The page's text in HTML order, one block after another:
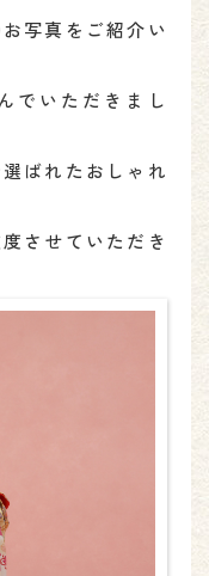
写真をご紹介い
でいただきまし
ばれたおしゃれ
させていただき